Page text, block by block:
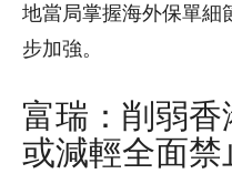
地當局掌握海外保單細
步加強。
富瑞：削弱
或減輕全面